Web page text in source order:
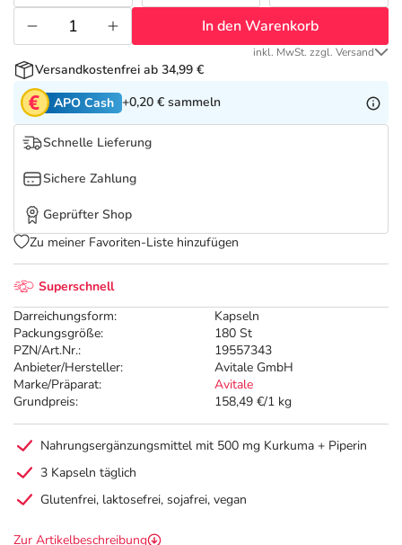
Vitamine & Mineralstoffe
Superschnell
Darreichungsform:
Kapseln
Packungsgröße:
180 St
PZN/Art.Nr.:
19557343
Anbieter/Hersteller:
Avitale GmbH
Marke/Präparat:
Avitale
Grundpreis:
158,49 €/1 kg
In den Warenkorb
inkl. MwSt. zzgl. Versand
Versandkostenfrei ab 34,99 €
APO Cash +0,20 € sammeln
Schnelle Lieferung
Sichere Zahlung
Geprüfter Shop
Zu meiner Favoriten-Liste hinzufügen
Nahrungsergänzungsmittel mit 500 mg Kurkuma + Piperin
3 Kapseln täglich
Glutenfrei, laktosefrei, sojafrei, vegan
Zur Artikelbeschreibung